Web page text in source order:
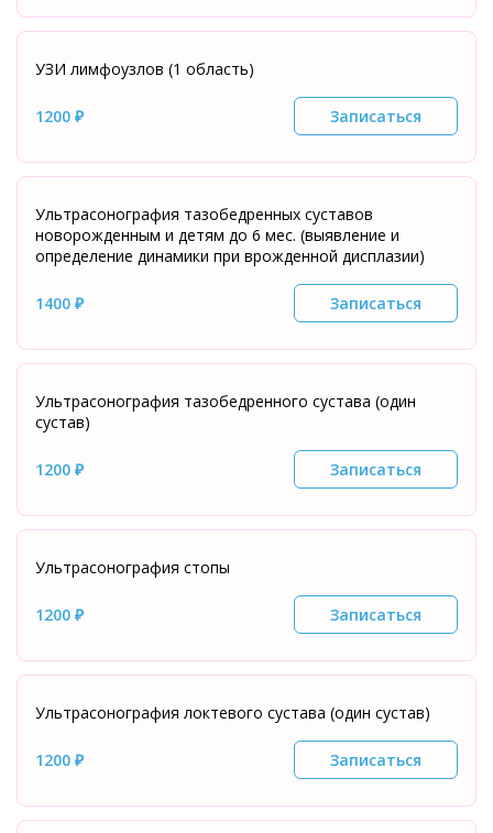
УЗИ лимфоузлов (1 область)
1200 ₽ Записаться
Ультрасонография тазобедренных суставов
новорожденным и детям до 6 мес. (выявление и
определение динамики при врожденной дисплазии)
1400 ₽ Записаться
Ультрасонография тазобедренного сустава (один
сустав)
1200 ₽ Записаться
Ультрасонография стопы
1200 ₽ Записаться
Ультрасонография локтевого сустава (один сустав)
1200 ₽ Записаться